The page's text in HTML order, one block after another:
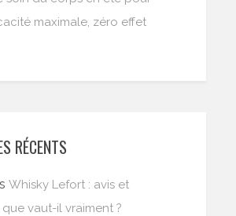
maximale, zéro effet
RÉCENTS
Whisky Lefort : avis et
vaut-il vraiment ?